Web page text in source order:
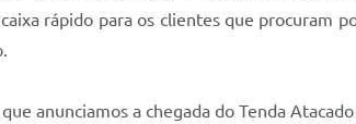
rápido para os clientes que procuram
anunciamos a chegada do Tenda